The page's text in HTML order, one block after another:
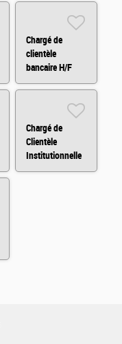
Chargé de
clientèle
bancaire H/F
Chargé de
Clientèle
Institutionnelle
H/F